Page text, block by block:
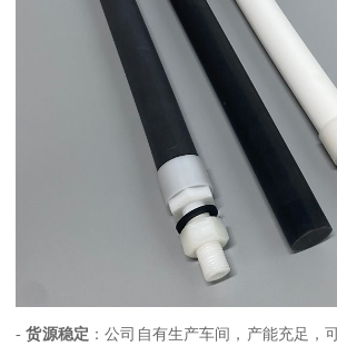
-货源稳定 ：公司自有生产车间，产能充足，